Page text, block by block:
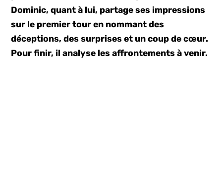
Dominic, quant à lui, partage ses impressions
sur le premier tour en nommant des
déceptions, des surprises et un coup de cœur.
Pour finir, il analyse les affrontements à venir.